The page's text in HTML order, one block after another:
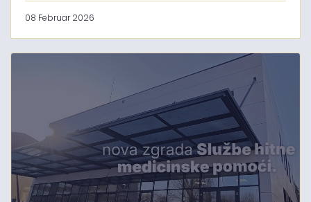
08 Februar 2026